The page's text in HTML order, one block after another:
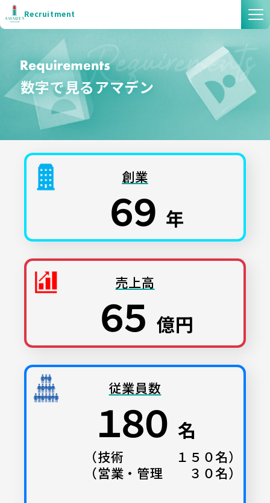
Recruitment
数字で見るアマデン
創業
６９ 年
売上高
６５ 億円
従業員数
１８０ 名
（技術 １５０名）
（営業・管理 ３０名）